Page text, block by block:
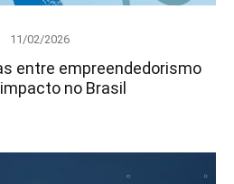
Posted
11/02/2026
entre empreendedorismo
no Brasil